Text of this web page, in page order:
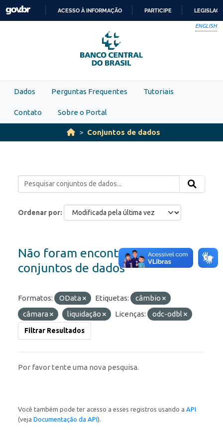
Skip to main content
PARA
O
CONTEÚDO
ACESSO À INFORMAÇÃO PARTICIPE
ENGLISH
Dados Perguntas Frequentes Tutoriais
Contato Sobre o Portal
Conjuntos de dados
Ordenar por
Não foram encontrados
conjuntos de dados
Formatos: OData Etiquetas:
câmbio
câmara
liquidação Licenças: odc-odbl
Filtrar Resultados
Por favor tente uma nova pesquisa.
Você também pode ter acesso a esses registros usando a API
(veja Documentação da API).